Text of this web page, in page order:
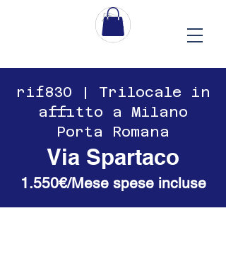
​​rif830 | Trilocale in
affitto a Milano
Porta Romana
Via Spartaco
1.550€/Mese spese incluse